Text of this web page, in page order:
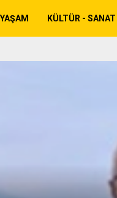
YAŞAM KÜLTÜR - SANAT